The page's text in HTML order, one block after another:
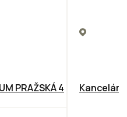
PRAŽSKÁ 4